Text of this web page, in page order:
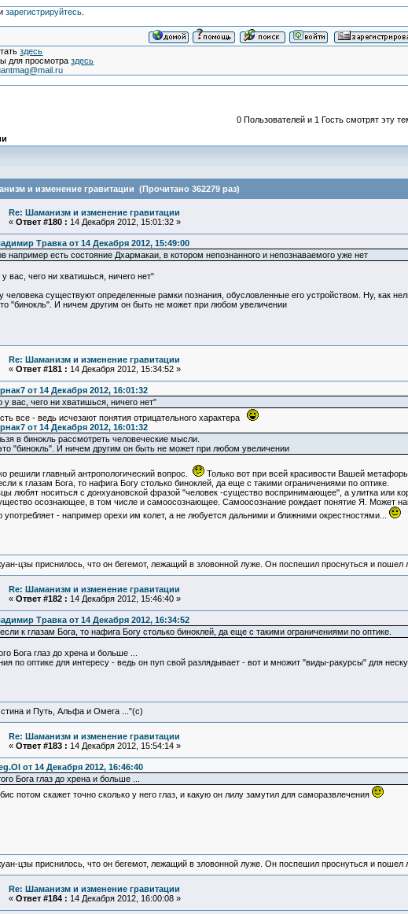
зарегистрируйтесь.
здесь
для просмотраздесь
0 Пользователей и 1 Гость смотрят эту
и изменение гравитации (Прочитано 362279 раз)
Re: Шаманизм и изменение гравитации
« Ответ #180 : 14 Декабря 2012, 15:01:32 »
Травка от 14 Декабря 2012, 15:49:00
например есть состояние Дхармакаи, в котором непознанного и непознаваемого уже нет
вас, чего ни хватишься, ничего нет"
человека существуют определенные рамки познания, обусловленные его устройством. Ну, как
"бинокль". И ничем другим он быть не может при любом увеличении
Re: Шаманизм и изменение гравитации
« Ответ #181 : 14 Декабря 2012, 15:34:52 »
от 14 Декабря 2012, 16:01:32
у вас, чего ни хватишься, ничего нет"
все - ведь исчезают понятия отрицательного характера
от 14 Декабря 2012, 16:01:32
в бинокль рассмотреть человеческие мысли.
"бинокль". И ничем другим он быть не может при любом увеличении
решили главный антропологический вопрос.
Только вот при всей красивости Вашей
к глазам Бога, то нафига Богу столько биноклей, да еще с такими ограничениями по оптике.
любят носиться с донхуановской фразой "человек -существо воспринимающее", а улитка или
осознающее, в том числе и самоосознающее. Самоосознание рождает понятие Я. Может
употребляет - например орехи им колет, а не любуется дальними и ближними окрестностями...
цзы приснилось, что он бегемот, лежащий в зловонной луже. Он поспешил проснуться и
Re: Шаманизм и изменение гравитации
« Ответ #182 : 14 Декабря 2012, 15:46:40 »
Травка от 14 Декабря 2012, 16:34:52
к глазам Бога, то нафига Богу столько биноклей, да еще с такими ограничениями по оптике.
Бога глаз до хрена и больше ...
по оптике для интересу - ведь он пуп свой разлядывает - вот и множит "виды-ракурсы" для
и Путь, Альфа и Омега ..."(с)
Re: Шаманизм и изменение гравитации
« Ответ #183 : 14 Декабря 2012, 15:54:14 »
от 14 Декабря 2012, 16:46:40
Бога глаз до хрена и больше ...
потом скажет точно сколько у него глаз, и какую он лилу замутил для саморазвлечения
цзы приснилось, что он бегемот, лежащий в зловонной луже. Он поспешил проснуться и
Re: Шаманизм и изменение гравитации
« Ответ #184 : 14 Декабря 2012, 16:00:08 »